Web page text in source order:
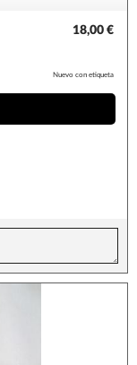
18,00 €
Nuevo con etiqueta